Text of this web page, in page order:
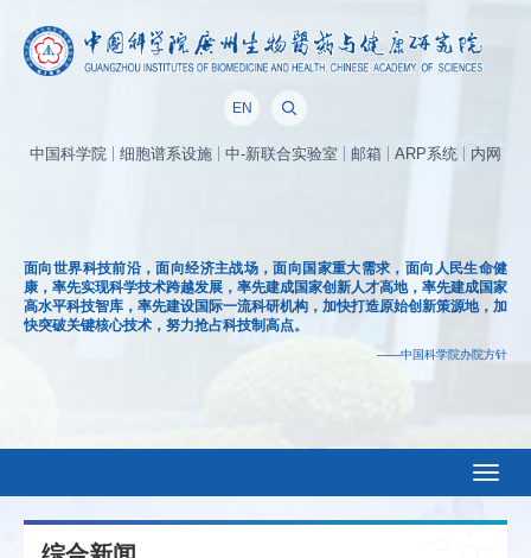
EN
中国科学院 细胞谱系设施 中-新联合实验室 邮箱 ARP系统 内网
面向世界科技前沿，面向经济主战场，面向国家重大需求，面向人民生命健
康，率先实现科学技术跨越发展，率先建成国家创新人才高地，率先建成国家
高水平科技智库，率先建设国际一流科研机构，加快打造原始创新策源地，加
快突破关键核心技术，努力抢占科技制高点。
——中国科学院办院方针